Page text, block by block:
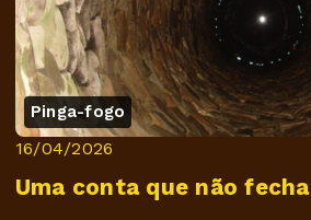
Pinga-fogo
16/04/2026
Uma conta que não fecha